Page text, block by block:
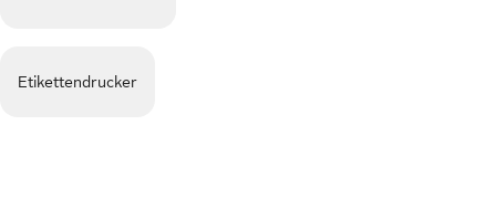
Etikettendrucker